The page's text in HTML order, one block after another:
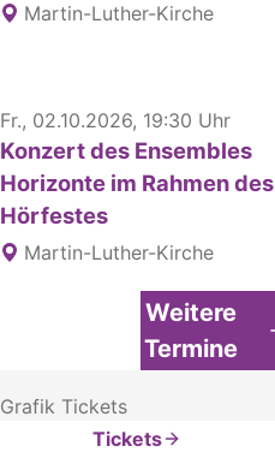
Martin-Luther-Kirche
Fr., 02.10.2026, 19:30 Uhr
Konzert des Ensembles
Horizonte im Rahmen des
Hörfestes
Martin-Luther-Kirche
Weitere
Termine
Tickets